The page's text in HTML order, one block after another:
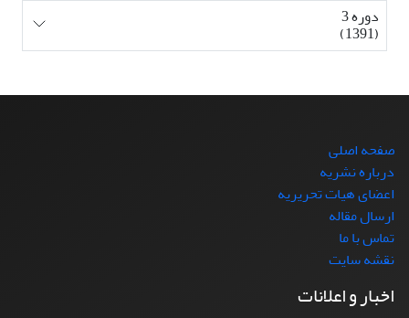
دوره 3
(1391)
صفحه اصلی
درباره نشریه
اعضای هیات تحریریه
ارسال مقاله
تماس با ما
نقشه سایت
اخبار و اعلانات